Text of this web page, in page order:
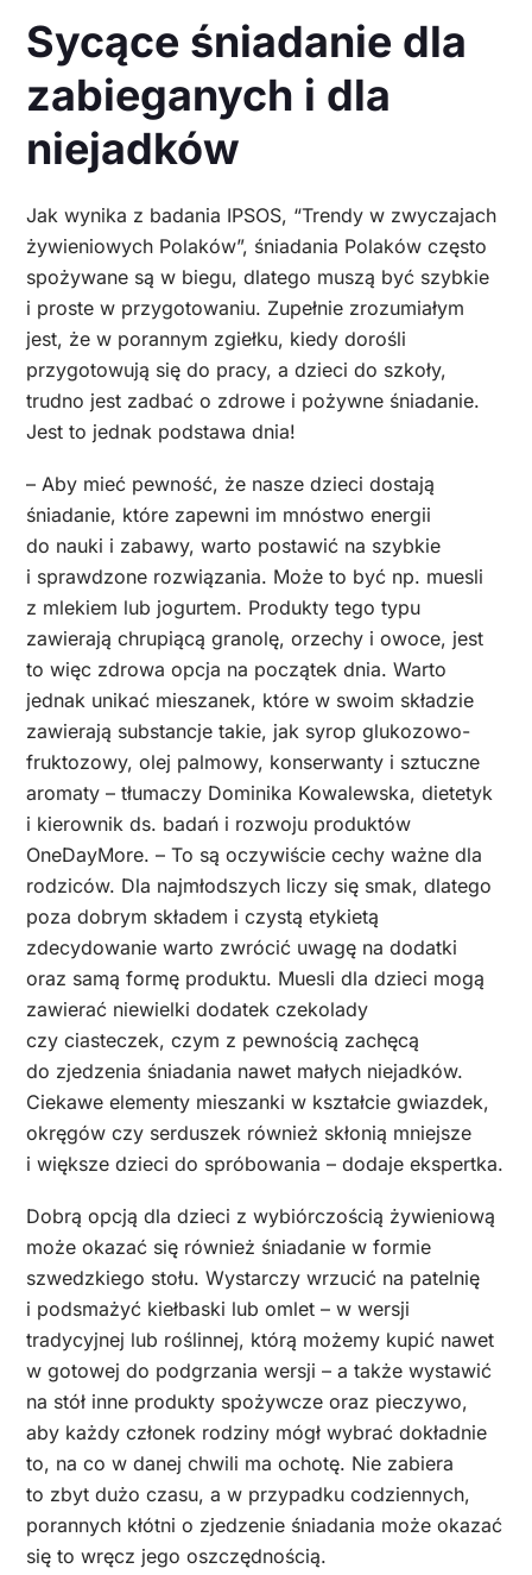
Sycące śniadanie dla
zabieganych i dla
niejadków
Jak wynika z badania IPSOS, “Trendy w zwyczajach
żywieniowych Polaków”, śniadania Polaków często
spożywane są w biegu, dlatego muszą być szybkie
i proste w przygotowaniu. Zupełnie zrozumiałym
jest, że w porannym zgiełku, kiedy dorośli
przygotowują się do pracy, a dzieci do szkoły,
trudno jest zadbać o zdrowe i pożywne śniadanie.
Jest to jednak podstawa dnia!
– Aby mieć pewność, że nasze dzieci dostają
śniadanie, które zapewni im mnóstwo energii
do nauki i zabawy, warto postawić na szybkie
i sprawdzone rozwiązania. Może to być np. muesli
z mlekiem lub jogurtem. Produkty tego typu
zawierają chrupiącą granolę, orzechy i owoce, jest
to więc zdrowa opcja na początek dnia. Warto
jednak unikać mieszanek, które w swoim składzie
zawierają substancje takie, jak syrop glukozowo-
fruktozowy, olej palmowy, konserwanty i sztuczne
aromaty – tłumaczy Dominika Kowalewska, dietetyk
i kierownik ds. badań i rozwoju produktów
OneDayMore. – To są oczywiście cechy ważne dla
rodziców. Dla najmłodszych liczy się smak, dlatego
poza dobrym składem i czystą etykietą
zdecydowanie warto zwrócić uwagę na dodatki
oraz samą formę produktu. Muesli dla dzieci mogą
zawierać niewielki dodatek czekolady
czy ciasteczek, czym z pewnością zachęcą
do zjedzenia śniadania nawet małych niejadków.
Ciekawe elementy mieszanki w kształcie gwiazdek,
okręgów czy serduszek również skłonią mniejsze
i większe dzieci do spróbowania – dodaje ekspertka.
Dobrą opcją dla dzieci z wybiórczością żywieniową
może okazać się również śniadanie w formie
szwedzkiego stołu. Wystarczy wrzucić na patelnię
i podsmażyć kiełbaski lub omlet – w wersji
tradycyjnej lub roślinnej, którą możemy kupić nawet
w gotowej do podgrzania wersji – a także wystawić
na stół inne produkty spożywcze oraz pieczywo,
aby każdy członek rodziny mógł wybrać dokładnie
to, na co w danej chwili ma ochotę. Nie zabiera
to zbyt dużo czasu, a w przypadku codziennych,
porannych kłótni o zjedzenie śniadania może okazać
się to wręcz jego oszczędnością.